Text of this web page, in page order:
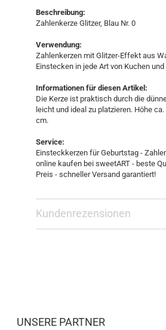
Beschreibung:
Zahlenkerze Glitzer, Blau Nr. 0
Verwendung:
Zahlenkerzen mit Glitzer-Effekt aus
Einstecken in jede Art von Kuchen und
Informationen für diesen Artikel:
Die Kerze ist praktisch durch die
leicht und ideal zu platzieren. Höhe
cm.
Service:
Einsteckkerzen für Geburtstag -
online kaufen bei sweetART - beste
Preis - schneller Versand garantiert!
Kundenrezensionen
UNSERE PARTNER